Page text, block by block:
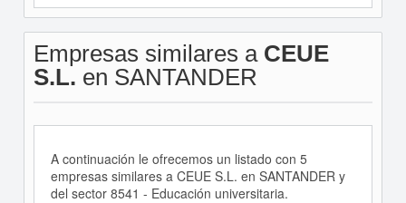
Empresas similares a CEUE
S.L. en SANTANDER
A continuación le ofrecemos un listado con 5
empresas similares a CEUE S.L. en SANTANDER y
del sector 8541 - Educación universitaria.